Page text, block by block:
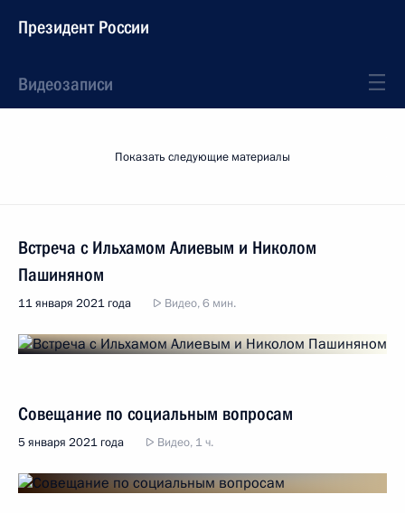
Президент России
Видеозаписи
Показать следующие материалы
Встреча с Ильхамом Алиевым и Николом
Пашиняном
11 января 2021 года Видео, 6 мин.
Совещание по социальным вопросам
5 января 2021 года Видео, 1 ч.